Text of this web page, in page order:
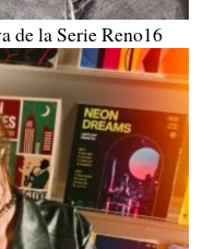
de la Serie Reno16